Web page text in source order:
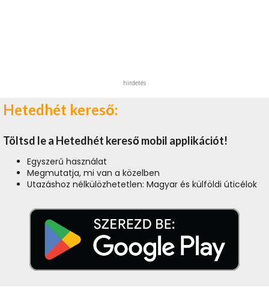
hirdetés
Hetedhét kereső:
Töltsd le a Hetedhét kereső mobil applikációt!
Egyszerű használat
Megmutatja, mi van a közelben
Utazáshoz nélkülözhetetlen: Magyar és külföldi úticélok